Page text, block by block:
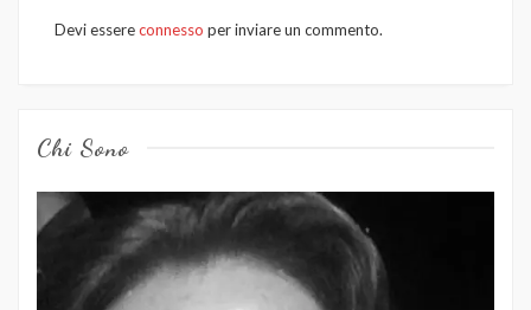
Devi essereconnesso per inviare un commento.
Chi Sono